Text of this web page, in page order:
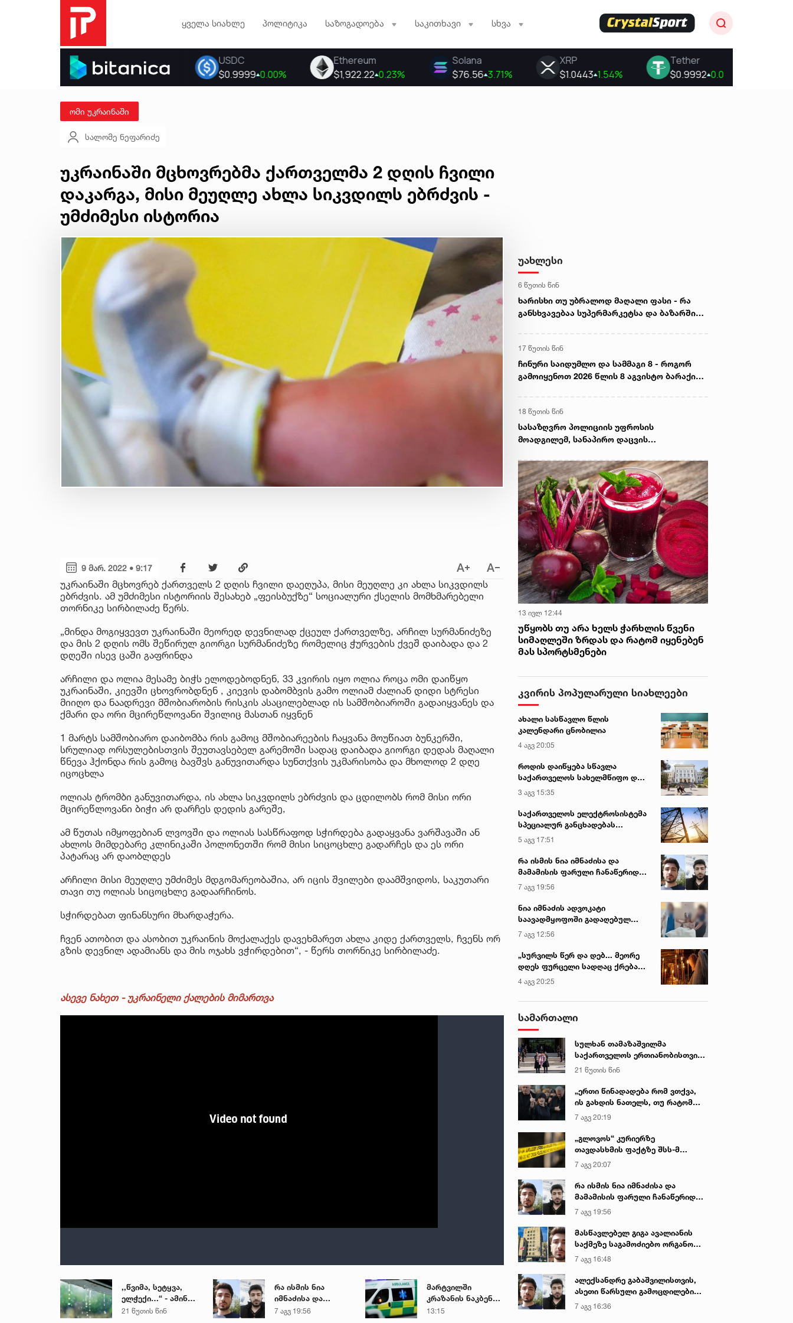
ყველა სიახლე პოლიტიკა საზოგადოება საკითხავი სხვა
ომი უკრაინაში
სალომე ნეფარიძე
უკრაინაში მცხოვრებმა ქართველმა 2 დღის ჩვილი
დაკარგა, მისი მეუღლე ახლა სიკვდილს ებრძვის -
უმძიმესი ისტორია
9 მარ. 2022 • 9:17
უკრაინაში მცხოვრებ ქართველს 2 დღის ჩვილი დაეღუპა, მისი მეუღლე კი ახლა სიკვდილს
ებრძვის. ამ უმძიმესი ისტორიის შესახებ „ფეისბუქზე“ სოციალური ქსელის მომხმარებელი
თორნიკე სირბილაძე წერს.
„მინდა მოგიყვევთ უკრაინაში მეორედ დევნილად ქცეულ ქართველზე, არჩილ სურმანიძეზე
და მის 2 დღის ომს შეწირულ გიორგი სურმანიძეზე რომელიც ჭურვების ქვეშ დაიბადა და 2
დღეში ისევ ცაში გაფრინდა
არჩილი და ოლია მესამე ბიჭს ელოდებოდნენ, 33 კვირის იყო ოლია როცა ომი დაიწყო
უკრაინაში, კიევში ცხოვრობდნენ , კიევის დაბომბვის გამო ოლიამ ძალიან დიდი სტრესი
მიიღო და ნაადრევი მშობიარობის რისკის ასაცილებლად ის სამშობიაროში გადაიყვანეს და
ქმარი და ორი მცირეწლოვანი შვილიც მასთან იყვნენ
1 მარტს სამშობიარო დაიბომბა რის გამოც მშობიარეების ჩაყვანა მოუწიათ ბუნკერში,
სრულიად ორსულებისთვის შეუთავსებელ გარემოში სადაც დაიბადა გიორგი დედას მაღალი
წნევა ჰქონდა რის გამოც ბავშვს განუვითარდა სუნთქვის უკმარისობა და მხოლოდ 2 დღე
იცოცხლა
ოლიას ტრომბი განუვითარდა, ის ახლა სიკვდილს ებრძვის და ცდილობს რომ მისი ორი
მცირეწლოვანი ბიჭი არ დარჩეს დედის გარეშე,
ამ წუთას იმყოფებიან ლვოვში და ოლიას სასწრაფოდ სჭირდება გადაყვანა ვარშავაში ან
ახლოს მიმდებარე კლინიკაში პოლონეთში რომ მისი სიცოცხლე გადარჩეს და ეს ორი
პატარაც არ დაობლდეს
არჩილი მისი მეუღლე უმძიმეს მდგომარეობაშია, არ იცის შვილები დაამშვიდოს, საკუთარი
თავი თუ ოლიას სიცოცხლე გადაარჩინოს.
სჭირდებათ ფინანსური მხარდაჭერა.
ჩვენ ათობით და ასობით უკრაინის მოქალაქეს დავეხმარეთ ახლა კიდე ქართველს, ჩვენს ორ
გზის დევნილ ადამიანს და მის ოჯახს ვჭირდებით“, - წერს თორნიკე სირბილაძე.
ასევე ნახეთ - უკრაინელი ქალების მიმართვა
,,წვიმა, სეტყვა,
ელჭექი…“ - ამინდი
უარესდება
21 წუთის წინ
რა ისმის ნია
იმნაძისა და
მამამისის ფარული
7 აგვ 19:56
მარტვილში
კრაზანის ნაკბენით
მძიმე
13:15
უახლესი
6 წუთის წინ
ხარისხი თუ უბრალოდ მაღალი ფასი - რა
განსხვავებაა სუპერმარკეტსა და ბაზარში
17 წუთის წინ
ჩინური საიდუმლო და სამმაგი 8 - როგორ
გამოიყენოთ 2026 წლის 8 აგვისტო ბარაქისა
18 წუთის წინ
სასაზღვრო პოლიციის უფროსის
მოადგილემ, სანაპირო დაცვის
დეპარტამენტის თანამშრომლებთან ერთად
სანაპირო დაცვის ფოთის ბაზაზე 2008 წლის
აგვისტოს ომში დაღუპული მეზღვაურების
ხსოვნას პატივი მიაგო
13 ივლ 12:44
უწყობს თუ არა ხელს ჭარხლის წვენი
სიმაღლეში ზრდას და რატომ იყენებენ
მას სპორტსმენები
კვირის პოპულარული სიახლეები
ახალი სასწავლო წლის
კალენდარი ცნობილია
4 აგვ 20:05
როდის დაიწყება სწავლა
საქართველოს სახელმწიფო და
კერძო უნივერსიტეტებში
3 აგვ 15:35
საქართველოს ელექტროსისტემა
სპეციალურ განცხადებას
ავრცელებს
5 აგვ 17:51
რა ისმის ნია იმნაძისა და
მამამისის ფარული ჩანაწერიდან
- გიგა ავალიანის მკვლელობის
საქმე
7 აგვ 19:56
ნია იმნაძის ადვოკატი
საავადმყოფოში გადაღებულ
კადრებს ავრცელებს
7 აგვ 12:56
„სურვილს წერ და დებ... მეორე
დღეს ფურცელი სადღაც ქრება
და სურვილი სრულდება...“ -
სასწაულმოქმედი ტაძარი შიდა
ქართლში
4 აგვ 20:25
სამართალი
სულხან თამაზაშვილმა
საქართველოს ერთიანობისთვის
დაღუპული პოლიციელების
ხსოვნას პატივი მიაგო
21 წუთის წინ
„ერთი წინადადება რომ ვთქვა,
ის გახდის ნათელს, თუ რატომ
იყო ნია იმნაძე წამქეზებელი...“ -
გიგა ავალიანის დედა
7 აგვ 20:19
„გლოვოს“ კურიერზე
თავდასხმის ფაქტზე შსს-მ
გამოძიება დაიწყო
7 აგვ 20:07
რა ისმის ნია იმნაძისა და
მამამისის ფარული ჩანაწერიდან
- გიგა ავალიანის მკვლელობის
საქმე
7 აგვ 19:56
მასწავლებელ გიგა ავალიანის
საქმეზე საგამოძიებო ორგანო
დაკავებულ არასრულწლოვნებს -
ნია იმნაძესა და ანასტასია
ბერუაშვილს 30 დღის
განმავლობაში ფარულად
7 აგვ 16:48
ალექსანდრე გაბაშვილისთვის,
ასეთი წარსული გამოცდილების
ადამიანისთვის ინფორმაციის
მიწოდება, რომ მასწავლებელი
7 აგვ 16:36